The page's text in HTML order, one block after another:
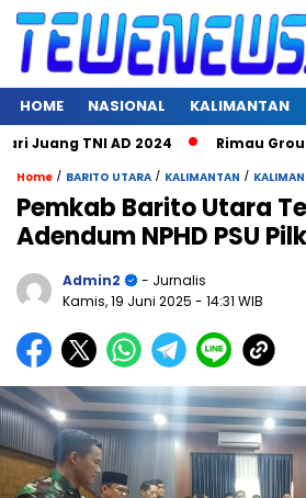
HOME NASIONAL KALIMANTAN
Juang TNI AD 2024 Rimau
Home / BARITO UTARA / KALIMANTAN /
Pemkab Barito Utara
Adendum NPHD PSU
Admin2
- Jurnalis
Kamis, 19 Juni 2025 - 14:31 WIB